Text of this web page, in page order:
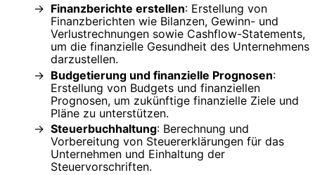
Finanzberichte erstellen: Erstellung von
Finanzberichten wie Bilanzen, Gewinn- und
Verlustrechnungen sowie Cashflow-Statements,
um die finanzielle Gesundheit des Unternehmens
darzustellen.
Budgetierung und finanzielle Prognosen:
Erstellung von Budgets und finanziellen
Prognosen, um zukünftige finanzielle Ziele und
Pläne zu unterstützen.
Steuerbuchhaltung: Berechnung und
Vorbereitung von Steuererklärungen für das
Unternehmen und Einhaltung der
Steuervorschriften.